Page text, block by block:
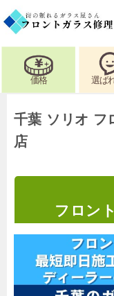
価格 選ば
千葉 ソリオ フ
店
フロン